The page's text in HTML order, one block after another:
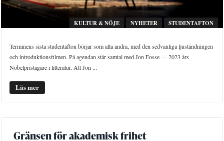
KULTUR & NÖJE NYHETER STUDENTAFTON
Terminens sista studentafton börjar som alla andra, med den sedvanliga ljuständningen
och introduktionsfilmen. På agendan står samtal med Jon Fosse — 2023 års
Nobelpristagare i litteratur. Att Jon ...
Läs mer
Gränsen för akademisk frihet